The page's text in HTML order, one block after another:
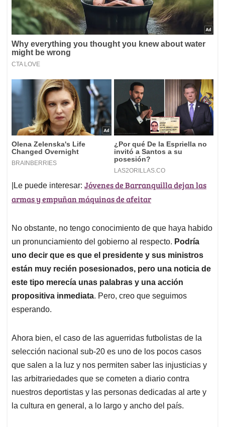
|Le puede interesar: Jóvenes de Barranquilla dejan las
armas y empuñan máquinas de afeitar
No obstante, no tengo conocimiento de que haya habido
un pronunciamiento del gobierno al respecto. Podría
uno decir que es que el presidente y sus ministros
están muy recién posesionados, pero una noticia de
este tipo merecía unas palabras y una acción
propositiva inmediata. Pero, creo que seguimos
esperando.
Ahora bien, el caso de las aguerridas futbolistas de la
selección nacional sub-20 es uno de los pocos casos
que salen a la luz y nos permiten saber las injusticias y
las arbitrariedades que se cometen a diario contra
nuestros deportistas y las personas dedicadas al arte y
la cultura en general, a lo largo y ancho del país.